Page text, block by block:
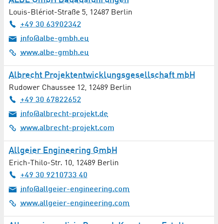
Orthopädie
Pflegedienst
Pharmazie
Physiotherapie
Projektentwicklung
Psychotherapie / Psychiatrie
Louis-Blériot-Straße 5, 12487 Berlin
+49 30 63902342
info@albe-gmbh.eu
www.albe-gmbh.eu
Albrecht Projektentwicklungsgesellschaft mbH
Rudower Chaussee 12, 12489 Berlin
+49 30 67822652
info@albrecht-projekt.de
www.albrecht-projekt.com
Allgeier Engineering GmbH
Erich-Thilo-Str. 10, 12489 Berlin
+49 30 9210733 40
info@allgeier-engineering.com
www.allgeier-engineering.com